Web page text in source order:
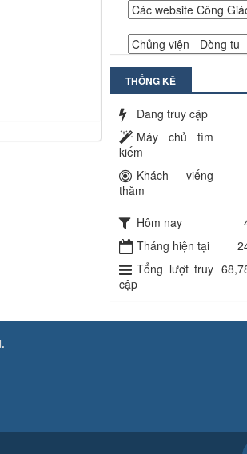
THỐNG KÊ
Đang truy cập
Máy chủ tìm
kiếm
Khách viếng
thăm
Hôm nay
Tháng hiện tại
Tổng lượt truy
cập